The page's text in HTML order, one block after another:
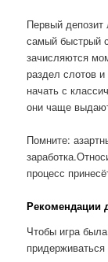
Первый
самый быстрый
зачисляются
раздел слотов
начать с
они чаще
Помните:
процесс
Рекомендации
Чтобы игра